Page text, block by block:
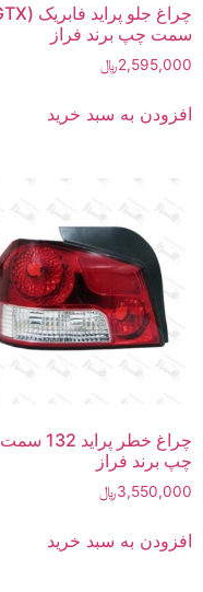
سمت چپ برند فراز
2,595,000﷼
افزودن به سبد خرید
چراغ خطر پراید 132 سمت
چپ برند فراز
3,550,000﷼
افزودن به سبد خرید